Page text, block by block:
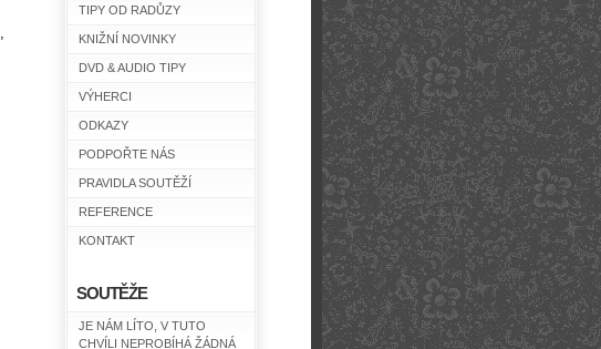
TIPY OD RADŮZY
KNIŽNÍ NOVINKY
DVD & AUDIO TIPY
VÝHERCI
ODKAZY
PODPOŘTE NÁS
PRAVIDLA SOUTĚŽÍ
REFERENCE
KONTAKT
SOUTĚŽE
JE NÁM LÍTO, V TUTO
CHVÍLI NEPROBÍHÁ ŽÁDNÁ